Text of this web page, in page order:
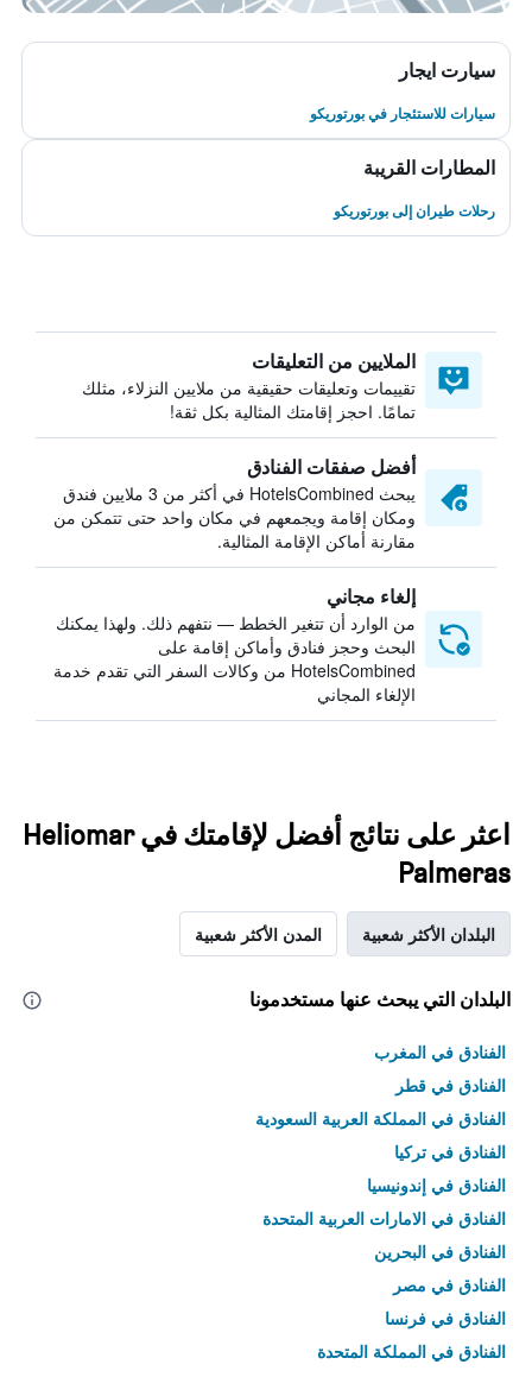
سيارت ايجار
سيارات للاستئجار في بورتوريكو
المطارات القريبة
رحلات طيران إلى بورتوريكو
الملايين من التعليقات
تقييمات وتعليقات حقيقية من ملايين النزلاء، مثلك
تمامًا. احجز إقامتك المثالية بكل ثقة!
أفضل صفقات الفنادق
يبحث HotelsCombined في أكثر من 3 ملايين فندق
ومكان إقامة ويجمعهم في مكان واحد حتى تتمكن من
مقارنة أماكن الإقامة المثالية.
إلغاء مجاني
من الوارد أن تتغير الخطط — نتفهم ذلك. ولهذا يمكنك
البحث وحجز فنادق وأماكن إقامة على
HotelsCombined من وكالات السفر التي تقدم خدمة
الإلغاء المجاني
اعثر على نتائج أفضل لإقامتك في Heliomar
Palmeras
البلدان الأكثر شعبية المدن الأكثر شعبية
البلدان التي يبحث عنها مستخدمونا
الفنادق في المغرب
الفنادق في قطر
الفنادق في المملكة العربية السعودية
الفنادق في تركيا
الفنادق في إندونيسيا
الفنادق في الامارات العربية المتحدة
الفنادق في البحرين
الفنادق في مصر
الفنادق في فرنسا
الفنادق في المملكة المتحدة